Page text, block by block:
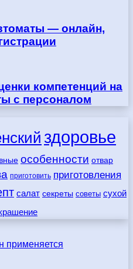
— онлайн,
компетенций на
с персоналом
здоровье
особенности отвар
приготовить приготовления
салат секреты советы сухой
применяется